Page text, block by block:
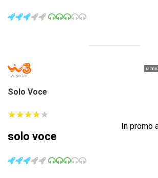
Solo Voce
★★★★★
★★★★★
solo voce
In promo